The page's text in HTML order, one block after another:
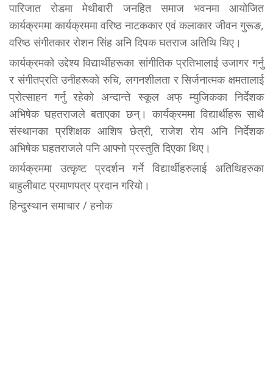
पारिजात रोडमा मेथीबारी जनहित समाज भवनमा आयोजित
कार्यक्रममा कार्यक्रममा वरिष्ठ नाटककार एवं कलाकार जीवन गुरूङ,
वरिष्ठ संगीतकार रोशन सिंह अनि दिपक घतराज अतिथि थिए।
कार्यक्रमको उद्देश्य विद्यार्थीहरूका सांगीतिक प्रतिभालाई उजागर गर्नु
र संगीतप्रति उनीहरूको रुचि, लगनशीलता र सिर्जनात्मक क्षमतालाई
प्रोत्साहन गर्नु रहेको अन्दान्ते स्कूल अफ् म्युजिकका निर्देशक
अभिषेक घहतराजले बताएका छन्। कार्यक्रममा विद्यार्थीहरू साथै
संस्थानका प्रशिक्षक आशिष छेत्री, राजेश रोय अनि निर्देशक
अभिषेक घहतराजले पनि आफ्नो प्रस्तुति दिएका थिए।
कार्यक्रममा उत्कृष्ट प्रदर्शन गर्ने विद्यार्थीहरुलाई अतिथिहरुका
बाहुलीबाट प्रमाणपत्र प्रदान गरियो।
हिन्दुस्थान समाचार / हनोक